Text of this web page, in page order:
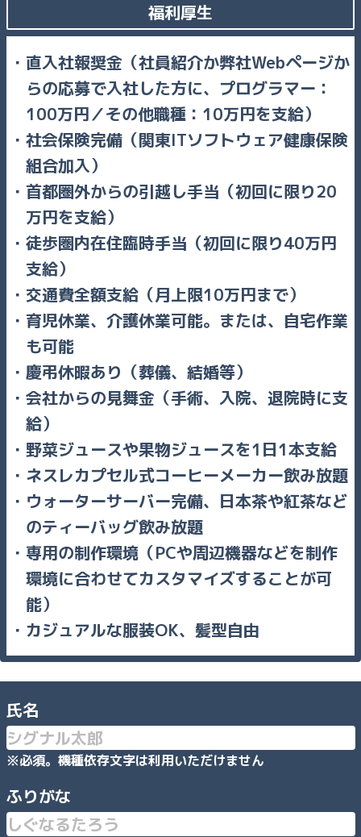
福利厚生
直入社報奨金（社員紹介か弊社Webページか
らの応募で入社した方に、プログラマー：
100万円／その他職種：10万円を支給）
社会保険完備（関東ITソフトウェア健康保険
組合加入）
首都圏外からの引越し手当（初回に限り20
万円を支給）
徒歩圏内在住臨時手当（初回に限り40万円
支給）
交通費全額支給（月上限10万円まで）
育児休業、介護休業可能。または、自宅作業
も可能
慶弔休暇あり（葬儀、結婚等）
会社からの見舞金（手術、入院、退院時に支
給）
野菜ジュースや果物ジュースを1日1本支給
ネスレカプセル式コーヒーメーカー飲み放題
ウォーターサーバー完備、日本茶や紅茶など
のティーバッグ飲み放題
専用の制作環境（PCや周辺機器などを制作
環境に合わせてカスタマイズすることが可
能）
カジュアルな服装OK、髪型自由
氏名
※必須。機種依存文字は利用いただけません
ふりがな